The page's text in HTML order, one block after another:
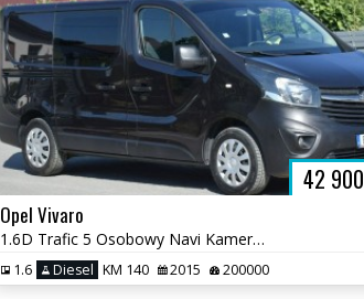
42 900
Opel Vivaro
1.6D Trafic 5 Osobowy Navi Kamera Hak Sprowadzony Opłacony
1.6 Diesel KM 140 2015 200000